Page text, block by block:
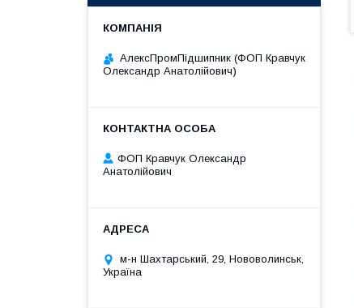
АлексПромПідшипник (ФОП Кравчук
Олександр Анатолійович)
ФОП Кравчук Олександр
Анатолійович
м-н Шахтарський, 29, Нововолинськ,
Україна